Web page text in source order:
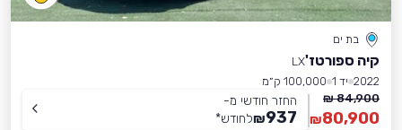
בת ים
קיה ספורטז'LX
2022 יד 1
100,000 ק״מ
84,900 ₪
80,900
₪
החזר חודשי מ-
937
₪לחודש*